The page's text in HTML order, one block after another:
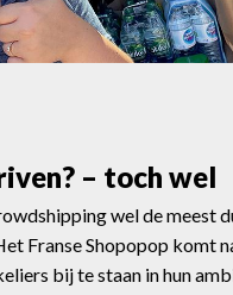
– toch wel
wel de meest
Franse Shopopop komt
bij te staan in hun